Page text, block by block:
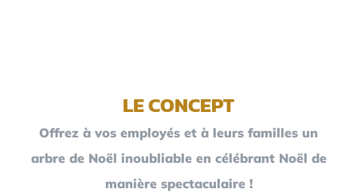
LE CONCEPT
Offrez à vos employés et à leurs familles un
arbre de Noël inoubliable en célébrant Noël de
manière spectaculaire !